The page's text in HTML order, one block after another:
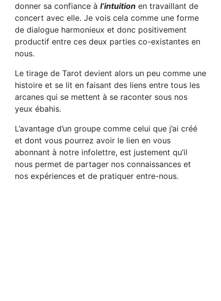
donner sa confiance à l’intuition en travaillant de
concert avec elle. Je vois cela comme une forme
de dialogue harmonieux et donc positivement
productif entre ces deux parties co-existantes en
nous.
Le tirage de Tarot devient alors un peu comme une
histoire et se lit en faisant des liens entre tous les
arcanes qui se mettent à se raconter sous nos
yeux ébahis.
L’avantage d’un groupe comme celui que j’ai créé
et dont vous pourrez avoir le lien en vous
abonnant à notre infolettre, est justement qu’il
nous permet de partager nos connaissances et
nos expériences et de pratiquer entre-nous.